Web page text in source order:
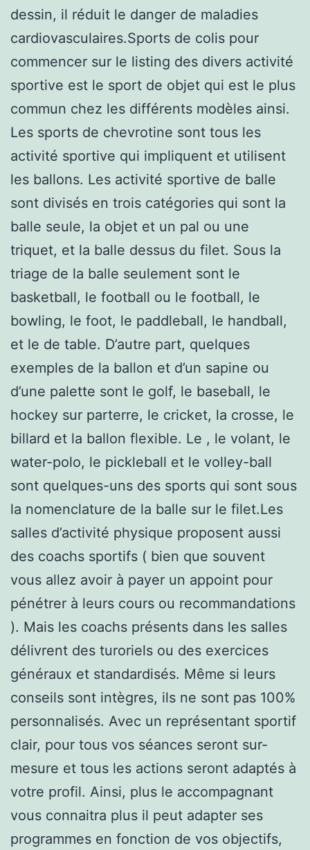
dessin, il réduit le danger de maladies
cardiovasculaires.Sports de colis pour
commencer sur le listing des divers activité
sportive est le sport de objet qui est le plus
commun chez les différents modèles ainsi.
Les sports de chevrotine sont tous les
activité sportive qui impliquent et utilisent
les ballons. Les activité sportive de balle
sont divisés en trois catégories qui sont la
balle seule, la objet et un pal ou une
triquet, et la balle dessus du filet. Sous la
triage de la balle seulement sont le
basketball, le football ou le football, le
bowling, le foot, le paddleball, le handball,
et le de table. D’autre part, quelques
exemples de la ballon et d’un sapine ou
d’une palette sont le golf, le baseball, le
hockey sur parterre, le cricket, la crosse, le
billard et la ballon flexible. Le , le volant, le
water-polo, le pickleball et le volley-ball
sont quelques-uns des sports qui sont sous
la nomenclature de la balle sur le filet.Les
salles d’activité physique proposent aussi
des coachs sportifs ( bien que souvent
vous allez avoir à payer un appoint pour
pénétrer à leurs cours ou recommandations
). Mais les coachs présents dans les salles
délivrent des turoriels ou des exercices
généraux et standardisés. Même si leurs
conseils sont intègres, ils ne sont pas 100%
personnalisés. Avec un représentant sportif
clair, pour tous vos séances seront sur-
mesure et tous les actions seront adaptés à
votre profil. Ainsi, plus le accompagnant
vous connaitra plus il peut adapter ses
programmes en fonction de vos objectifs,